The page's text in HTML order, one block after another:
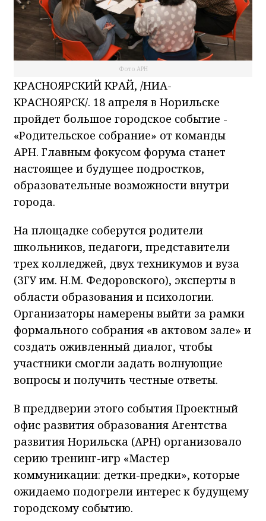
Фото АРН
КРАСНОЯРСКИЙ КРАЙ, /НИА-
КРАСНОЯРСК/. 18 апреля в Норильске
пройдет большое городское событие -
«Родительское собрание» от команды
АРН. Главным фокусом форума станет
настоящее и будущее подростков,
образовательные возможности внутри
города.
На площадке соберутся родители
школьников, педагоги, представители
трех колледжей, двух техникумов и вуза
(ЗГУ им. Н.М. Федоровского), эксперты в
области образования и психологии.
Организаторы намерены выйти за рамки
формального собрания «в актовом зале» и
создать оживленный диалог, чтобы
участники смогли задать волнующие
вопросы и получить честные ответы.
В преддверии этого события Проектный
офис развития образования Агентства
развития Норильска (АРН) организовало
серию тренинг-игр «Мастер
коммуникации: детки-предки», которые
ожидаемо подогрели интерес к будущему
городскому событию.